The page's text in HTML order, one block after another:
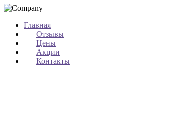
Главная
Отзывы
Цены
Акции
Контакты